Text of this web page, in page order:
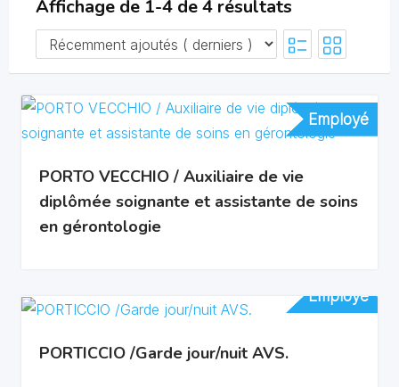
Affichage de 1-4 de 4 résultats
Employé
Employé
PORTO VECCHIO / Auxiliaire de vie
diplômée soignante et assistante de soins
en gérontologie
Employé
Employé
PORTICCIO /Garde jour/nuit AVS.